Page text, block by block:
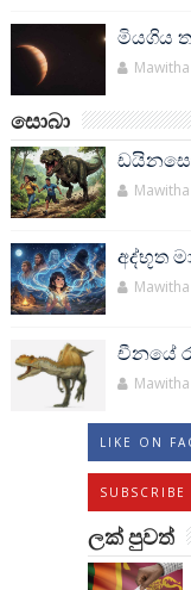
මියගිය
Mawitha
සොබා
Mawitha
අද්භූත
Mawitha
චීනයේ
Mawitha
LIKE ON
ලක් පුවත්